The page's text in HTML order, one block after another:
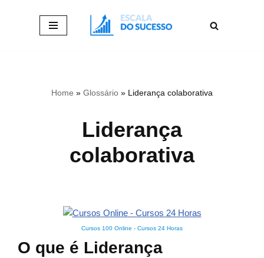
Home » Glossário » Liderança colaborativa
Liderança
colaborativa
Cursos 100 Online - Cursos 24 Horas
O que é Liderança